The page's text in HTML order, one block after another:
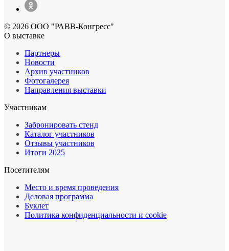
© 2026 ООО "РАВВ-Конгресс"
О выставке
Партнеры
Новости
Архив участников
Фотогалерея
Направления выставки
Участникам
Забронировать стенд
Каталог участников
Отзывы участников
Итоги 2025
Посетителям
Место и время проведения
Деловая программа
Буклет
Политика конфиденциальности и cookie